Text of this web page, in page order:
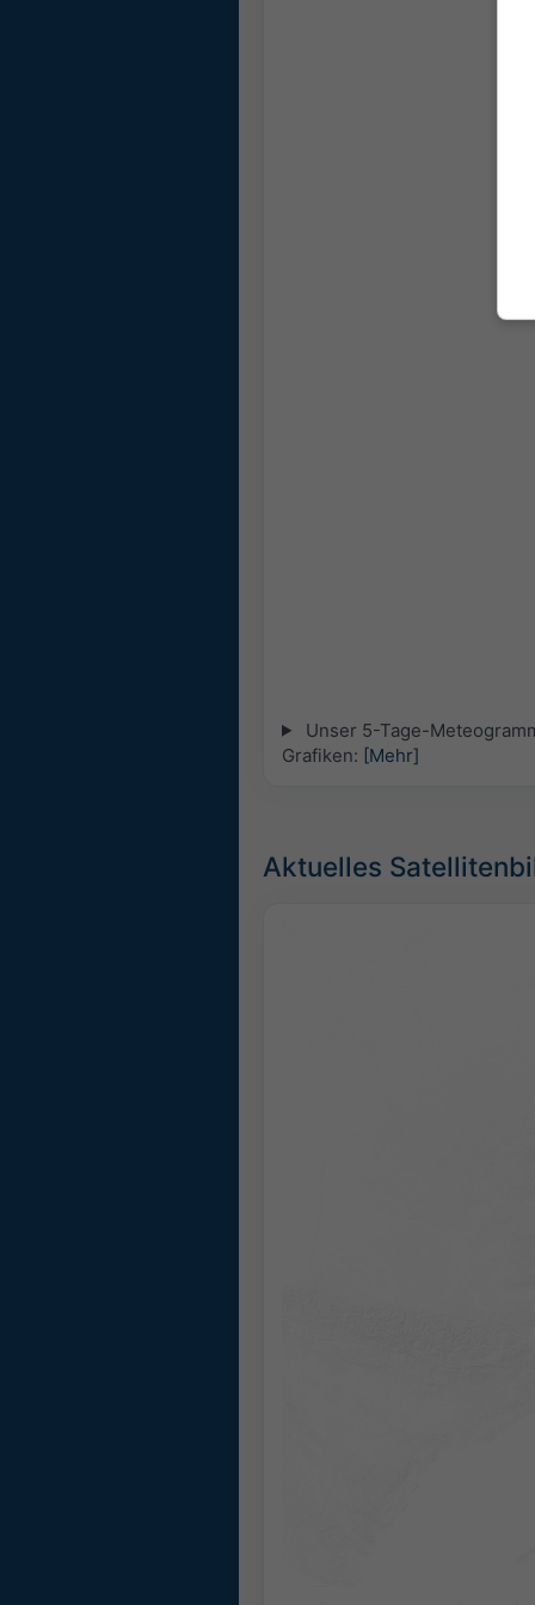
Unser 5-Tage-
Grafiken: [Mehr]
Aktuelles